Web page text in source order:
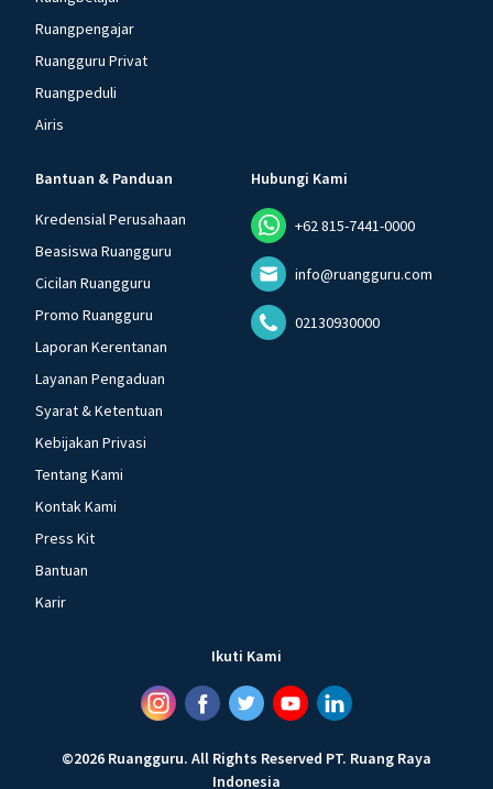
Ruangpengajar
Ruangguru Privat
Ruangpeduli
Airis
Bantuan & Panduan
Kredensial Perusahaan
Beasiswa Ruangguru
Cicilan Ruangguru
Promo Ruangguru
Laporan Kerentanan
Layanan Pengaduan
Syarat & Ketentuan
Kebijakan Privasi
Tentang Kami
Kontak Kami
Press Kit
Bantuan
Karir
Hubungi Kami
+62 815-7441-0000
info@ruangguru.com
02130930000
Ikuti Kami
©2026 Ruangguru. All Rights Reserved PT. Ruang Raya
Indonesia